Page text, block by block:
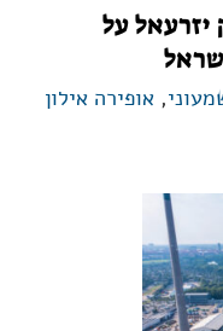
על
, אופירה אילון